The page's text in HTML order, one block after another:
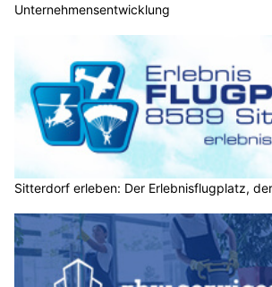
Unternehmensentwicklung
Sitterdorf erleben: Der Erlebnisflugplatz,